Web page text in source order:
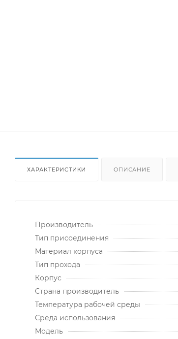
ХАРАКТЕРИСТИКИ ОПИСАНИЕ
Производитель
Тип присоединения
Материал корпуса
Тип прохода
Корпус
Страна производитель
Температура рабочей среды
Среда использования
Модель